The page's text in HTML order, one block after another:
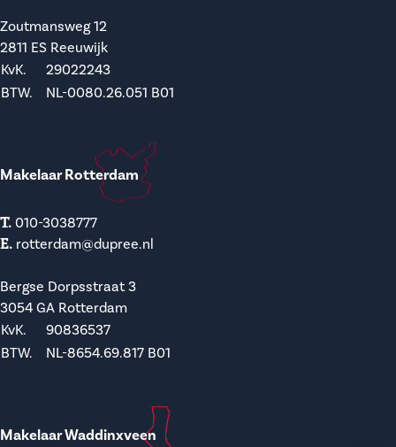
Zoutmansweg 12
2811 ES Reeuwijk
KvK.
29022243
BTW.
NL-0080.26.051 B01
Makelaar Rotterdam
T. 010-3038777
E. rotterdam@dupree.nl
Bergse Dorpsstraat 3
3054 GA Rotterdam
KvK.
90836537
BTW.
NL-8654.69.817 B01
Makelaar Waddinxveen